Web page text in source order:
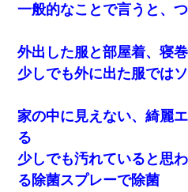
一般的なことで言うと、
外出した服と部屋着、寝
少しでも外に出た服では
家の中に見えない、綺麗
る
少しでも汚れていると思
る除菌スプレーで除菌